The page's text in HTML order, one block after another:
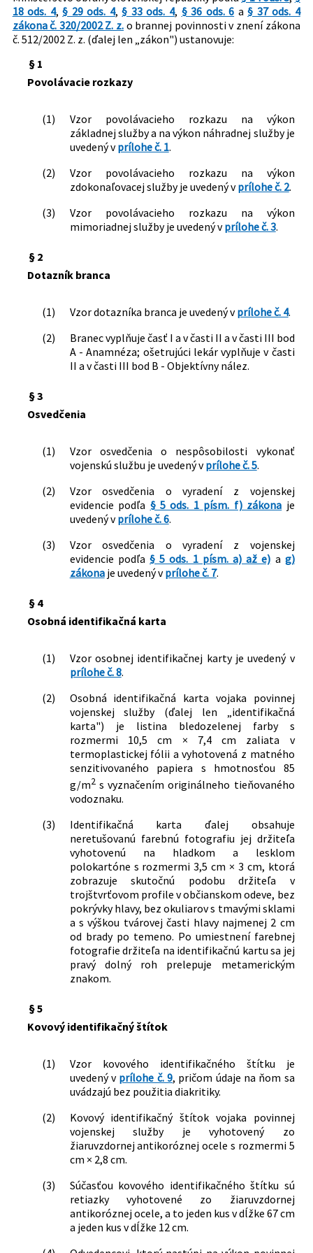
Právna oblasť:
Vojenská služba
Nachádza sa v čiastke: 221/2002
18 ods. 4,§ 29 ods. 4,§ 33 ods. 4, § 36 ods. 6 a§ 37 ods. 4
zákona č. 320/2002 Z. z. o brannej povinnosti v znení zákona
č. 512/2002 Z. z. (ďalej len „zákon") ustanovuje:
§ 1
Povolávacie rozkazy
(1)
Vzor povolávacieho rozkazu na výkon
základnej služby a na výkon náhradnej služby je
uvedený vprílohe č. 1.
(2)
Vzor povolávacieho rozkazu na výkon
zdokonaľovacej služby je uvedený vprílohe č. 2.
(3)
Vzor povolávacieho rozkazu na výkon
mimoriadnej služby je uvedený vprílohe č. 3.
§ 2
Dotazník branca
(1) Vzor dotazníka branca je uvedený vprílohe č. 4.
(2)
Branec vyplňuje časť I a v časti II a v časti III bod
A - Anamnéza; ošetrujúci lekár vyplňuje v časti
II a v časti III bod B - Objektívny nález.
§ 3
Osvedčenia
(1)
Vzor osvedčenia o nespôsobilosti vykonať
vojenskú službu je uvedený vprílohe č. 5.
(2)
Vzor osvedčenia o vyradení z vojenskej
evidencie podľa § 5 ods. 1 písm. f) zákona je
uvedený vprílohe č. 6.
(3)
Vzor osvedčenia o vyradení z vojenskej
evidencie podľa§ 5 ods. 1 písm. a) až e) a g)
zákonaje uvedený vprílohe č. 7.
§ 4
Osobná identifikačná karta
(1)
Vzor osobnej identifikačnej karty je uvedený v
prílohe č. 8.
(2)
Osobná identifikačná karta vojaka povinnej
vojenskej služby (ďalej len „identifikačná
karta") je listina bledozelenej farby s
rozmermi 10,5 cm × 7,4 cm zaliata v
termoplastickej fólii a vyhotovená z matného
senzitivovaného papiera s hmotnosťou 85
g/m2s vyznačením originálneho tieňovaného
vodoznaku.
(3)
Identifikačná karta ďalej obsahuje
neretušovanú farebnú fotografiu jej držiteľa
vyhotovenú na hladkom a lesklom
polokartóne s rozmermi 3,5 cm × 3 cm, ktorá
zobrazuje skutočnú podobu držiteľa v
trojštvrťovom profile v občianskom odeve, bez
pokrývky hlavy, bez okuliarov s tmavými sklami
a s výškou tvárovej časti hlavy najmenej 2 cm
od brady po temeno. Po umiestnení farebnej
fotografie držiteľa na identifikačnú kartu sa jej
pravý dolný roh prelepuje metamerickým
znakom.
§ 5
Kovový identifikačný štítok
(1)
Vzor kovového identifikačného štítku je
uvedený v prílohe č. 9, pričom údaje na ňom sa
uvádzajú bez použitia diakritiky.
(2)
Kovový identifikačný štítok vojaka povinnej
vojenskej služby je vyhotovený zo
žiaruvzdornej antikoróznej ocele s rozmermi 5
cm × 2,8 cm.
(3)
Súčasťou kovového identifikačného štítku sú
retiazky vyhotovené zo žiaruvzdornej
antikoróznej ocele, a to jeden kus v dĺžke 67 cm
a jeden kus v dĺžke 12 cm.